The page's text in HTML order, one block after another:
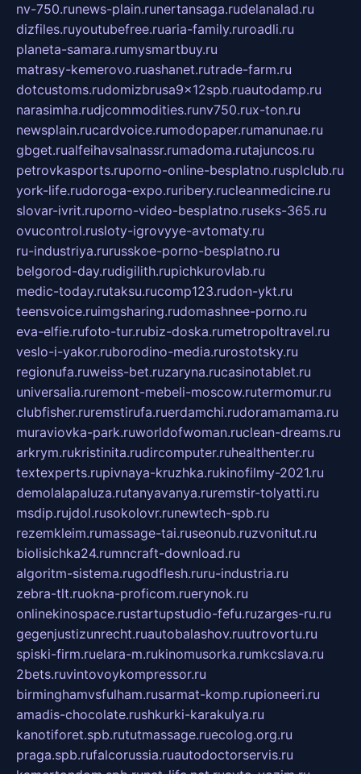
nv-750.runews-plain.runertansaga.rudelanalad.ru
dizfiles.ruyoutubefree.ruaria-family.ruroadli.ru
planeta-samara.rumysmartbuy.ru
matrasy-kemerovo.ruashanet.rutrade-farm.ru
dotcustoms.rudomizbrusa9x12spb.ruautodamp.ru
narasimha.rudjcommodities.runv750.rux-ton.ru
newsplain.rucardvoice.rumodopaper.rumanunae.ru
gbget.rualfeihavsalnassr.rumadoma.rutajuncos.ru
petrovkasports.ruporno-online-besplatno.rusplclub.ru
york-life.rudoroga-expo.ruribery.rucleanmedicine.ru
slovar-ivrit.ruporno-video-besplatno.ruseks-365.ru
ovucontrol.rusloty-igrovyye-avtomaty.ru
ru-industriya.rurusskoe-porno-besplatno.ru
belgorod-day.rudigilith.rupichkurovlab.ru
medic-today.rutaksu.rucomp123.rudon-ykt.ru
teensvoice.ruimgsharing.rudomashnee-porno.ru
eva-elfie.rufoto-tur.rubiz-doska.rumetropoltravel.ru
veslo-i-yakor.ruborodino-media.rurostotsky.ru
regionufa.ruweiss-bet.ruzaryna.rucasinotablet.ru
universalia.ruremont-mebeli-moscow.rutermomur.ru
clubfisher.ruremstirufa.ruerdamchi.rudoramamama.ru
muraviovka-park.ruworldofwoman.ruclean-dreams.ru
arkrym.rukristinita.rudircomputer.ruhealthenter.ru
textexperts.rupivnaya-kruzhka.rukinofilmy-2021.ru
demolalapaluza.rutanyavanya.ruremstir-tolyatti.ru
msdip.rujdol.rusokolovr.runewtech-spb.ru
rezemkleim.rumassage-tai.ruseonub.ruzvonitut.ru
biolisichka24.rumncraft-download.ru
algoritm-sistema.rugodflesh.ruru-industria.ru
zebra-tlt.ruokna-proficom.ruerynok.ru
onlinekinospace.rustartupstudio-fefu.ruzarges-ru.ru
gegenjustizunrecht.ruautobalashov.ruutrovortu.ru
spiski-firm.ruelara-m.rukinomusorka.rumkcslava.ru
2bets.ruvintovoykompressor.ru
birminghamvsfulham.rusarmat-komp.rupioneeri.ru
amadis-chocolate.rushkurki-karakulya.ru
kanotiforet.spb.rututmassage.ruecolog.org.ru
praga.spb.rufalcorussia.ruautodoctorservis.ru